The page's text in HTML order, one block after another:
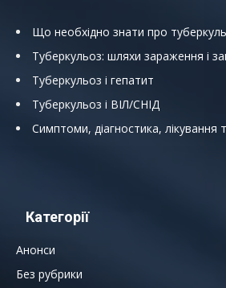
Що необхідно знати про
Туберкульоз: шляхи зараження і
Туберкульоз і гепатит
Туберкульоз і ВІЛ/СНІД
Симптоми, діагностика, лікування
Категорії
Анонси
Без рубрики